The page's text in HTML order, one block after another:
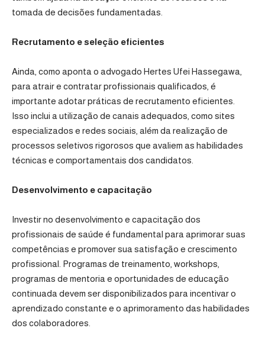
tomada de decisões fundamentadas.
Recrutamento e seleção eficientes
Ainda, como aponta o advogado Hertes Ufei Hassegawa,
para atrair e contratar profissionais qualificados, é
importante adotar práticas de recrutamento eficientes.
Isso inclui a utilização de canais adequados, como sites
especializados e redes sociais, além da realização de
processos seletivos rigorosos que avaliem as habilidades
técnicas e comportamentais dos candidatos.
Desenvolvimento e capacitação
Investir no desenvolvimento e capacitação dos
profissionais de saúde é fundamental para aprimorar suas
competências e promover sua satisfação e crescimento
profissional. Programas de treinamento, workshops,
programas de mentoria e oportunidades de educação
continuada devem ser disponibilizados para incentivar o
aprendizado constante e o aprimoramento das habilidades
dos colaboradores.